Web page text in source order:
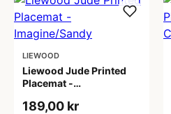
LIEWOOD
Liewood Jude Printed
Placemat -
189,00 kr